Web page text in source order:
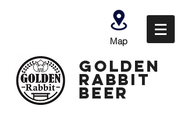
Map
GOLDEN
Rabbit
Beer